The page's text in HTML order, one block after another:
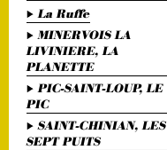
La Ruffe
MINERVOIS LA
LIVINIERE, LA
PLANETTE
PIC-SAINT-LOUP, LE
PIC
SAINT-CHINIAN, LES
SEPT PUITS